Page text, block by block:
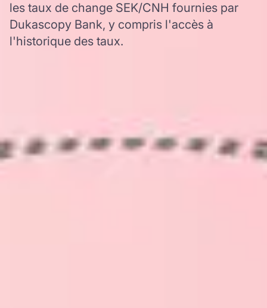
les taux de change SEK/CNH fournies par
Dukascopy Bank, y compris l'accès à
l'historique des taux.